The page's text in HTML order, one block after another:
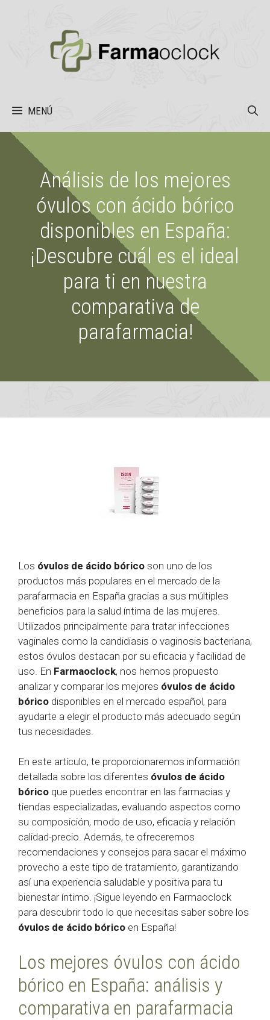
MENÚ
Análisis de los mejores
óvulos con ácido bórico
disponibles en España:
¡Descubre cuál es el ideal
para ti en nuestra
comparativa de
parafarmacia!
Los óvulos de ácido bórico son uno de los
productos más populares en el mercado de la
parafarmacia en España gracias a sus múltiples
beneficios para la salud íntima de las mujeres.
Utilizados principalmente para tratar infecciones
vaginales como la candidiasis o vaginosis bacteriana,
estos óvulos destacan por su eficacia y facilidad de
uso. En Farmaoclock, nos hemos propuesto
analizar y comparar los mejores óvulos de ácido
bórico disponibles en el mercado español, para
ayudarte a elegir el producto más adecuado según
tus necesidades.
En este artículo, te proporcionaremos información
detallada sobre los diferentes óvulos de ácido
bórico que puedes encontrar en las farmacias y
tiendas especializadas, evaluando aspectos como
su composición, modo de uso, eficacia y relación
calidad-precio. Además, te ofreceremos
recomendaciones y consejos para sacar el máximo
provecho a este tipo de tratamiento, garantizando
así una experiencia saludable y positiva para tu
bienestar íntimo. ¡Sigue leyendo en Farmaoclock
para descubrir todo lo que necesitas saber sobre los
óvulos de ácido bórico en España!
Los mejores óvulos con ácido
bórico en España: análisis y
comparativa en parafarmacia